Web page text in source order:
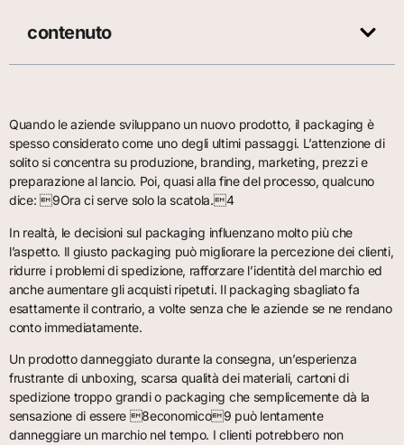
contenuto
Quando le aziende sviluppano un nuovo prodotto, il packaging è
spesso considerato come uno degli ultimi passaggi. L’attenzione di
solito si concentra su produzione, branding, marketing, prezzi e
preparazione al lancio. Poi, quasi alla fine del processo, qualcuno
dice: 9Ora ci serve solo la scatola.4
In realtà, le decisioni sul packaging influenzano molto più che
l’aspetto. Il giusto packaging può migliorare la percezione dei clienti,
ridurre i problemi di spedizione, rafforzare l’identità del marchio ed
anche aumentare gli acquisti ripetuti. Il packaging sbagliato fa
esattamente il contrario, a volte senza che le aziende se ne rendano
conto immediatamente.
Un prodotto danneggiato durante la consegna, un’esperienza
frustrante di unboxing, scarsa qualità dei materiali, cartoni di
spedizione troppo grandi o packaging che semplicemente dà la
sensazione di essere 8economico9 può lentamente
danneggiare un marchio nel tempo. I clienti potrebbero non